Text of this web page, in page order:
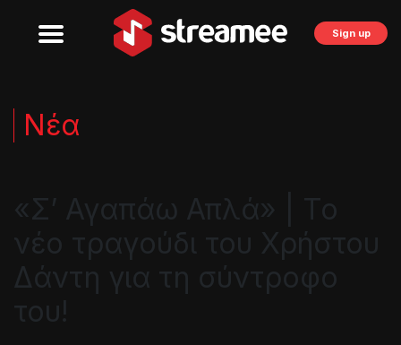
Sign up
Νέα
«Σ’ Αγαπάω Απλά» | Το
νέο τραγούδι του Χρήστου
Δάντη για τη σύντροφο
του!